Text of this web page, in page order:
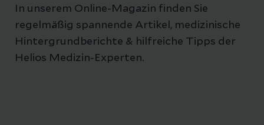
In unserem Online-Magazin finden Sie
regelmäßig spannende Artikel, medizinische
Hintergrundberichte & hilfreiche Tipps der
Helios Medizin-Experten.